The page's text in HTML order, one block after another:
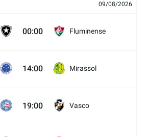
09/08/2026
00:00 Fluminense
14:00 Mirassol
19:00 Vasco